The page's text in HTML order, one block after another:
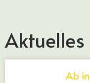
Aktuelles
Ab